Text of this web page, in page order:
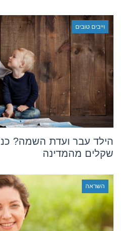
וייבים טובים
הילד עבר ועדת השמה?
שקלים מהמדינה
השראה